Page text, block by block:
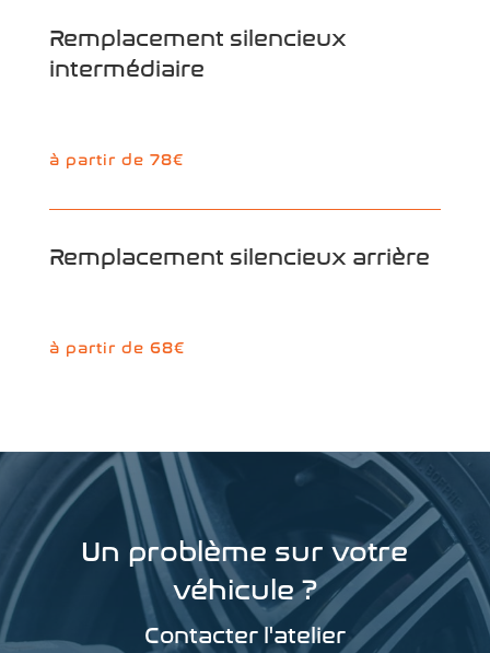
Remplacement silencieux
intermédiaire
à partir de 78€
Remplacement silencieux arrière
à partir de 68€
Un problème sur votre
véhicule ?
Contacter l'atelier